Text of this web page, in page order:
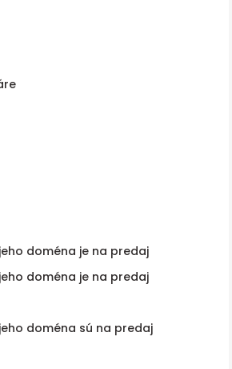
doména je na predaj
doména je na predaj
doména sú na predaj